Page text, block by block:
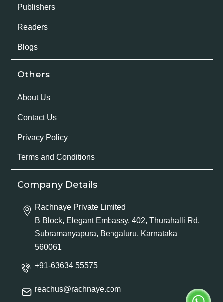
Publishers
Readers
Blogs
Others
About Us
Contact Us
Privacy Policy
Terms and Conditions
Company Details
Rachnaye Private Limited
B Block, Elegant Embassy, 402, Thurahalli Rd,
Subramanyapura, Bengaluru, Karnataka
560061
+91-63634 55575
reachus@rachnaye.com